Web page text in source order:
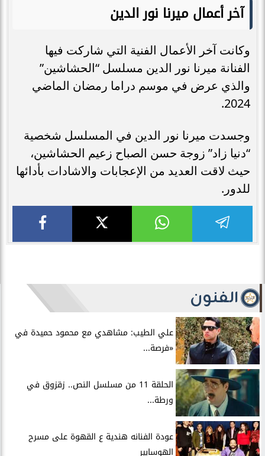
آخر أعمال ميرنا نور الدين
وكانت آخر الأعمال الفنية التي شاركت فيها
الفنانة ميرنا نور الدين مسلسل “الحشاشين”
والذي عرض في موسم دراما رمضان الماضي
2024.
وجسدت ميرنا نور الدين في المسلسل شخصية
“دنيا زاد” زوجة حسن الصباح زعيم الحشاشين،
حيث لاقت العديد من الإعجابات والاشادات بأدائها
للدور.
الفنون
علي الطيب: مشاهدي مع محمود حميدة في
«فرصة...
الحلقة 11 من مسلسل النص.. زقزوق في
ورطة...
عودة الفنانه هندية ع القهوة على مسرح
الهوسابير